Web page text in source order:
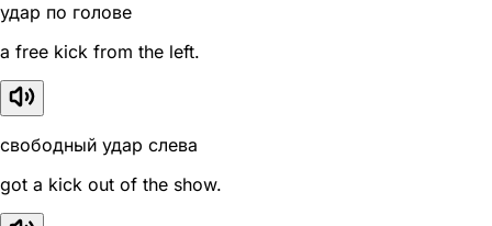
удар по голове
a free kick from the left.
свободный удар слева
got a kick out of the show.